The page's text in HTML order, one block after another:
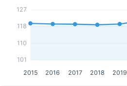
101
110
118
127
2015 2016 2017 2018 2019